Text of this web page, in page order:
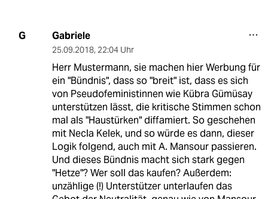
G Gabriele
25.09.2018, 22:04 Uhr
Herr Mustermann, sie machen hier Werbung für
ein "Bündnis", dass so "breit" ist, dass es sich
von Pseudofeministinnen wie Kübra Gümüsay
unterstützen lässt, die kritische Stimmen schon
mal als "Haustürken" diffamiert. So geschehen
mit Necla Kelek, und so würde es dann, dieser
Logik folgend, auch mit A. Mansour passieren.
Und dieses Bündnis macht sich stark gegen
"Hetze"? Wer soll das kaufen? Außerdem:
unzählige (!) Unterstützer unterlaufen das